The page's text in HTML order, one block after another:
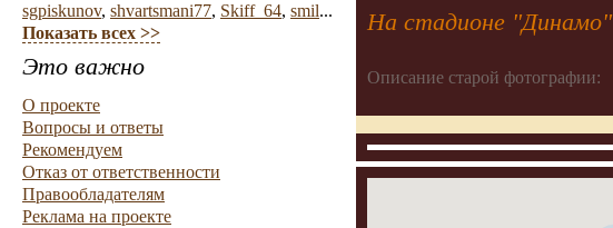
sgpiskunov, shvartsmani77, Skiff_64, smil...
Показать всех >>
Это важно
О проекте
Вопросы и ответы
Рекомендуем
Отказ от ответственности
Правообладателям
Реклама на проекте
На стадионе "Динамо"
Описание старой фотографии: